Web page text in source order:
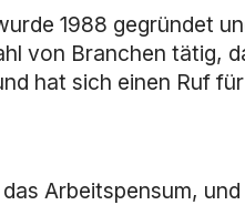
1988 gegründet
von Branchen tätig,
hat sich einen Ruf
Arbeitspensum,